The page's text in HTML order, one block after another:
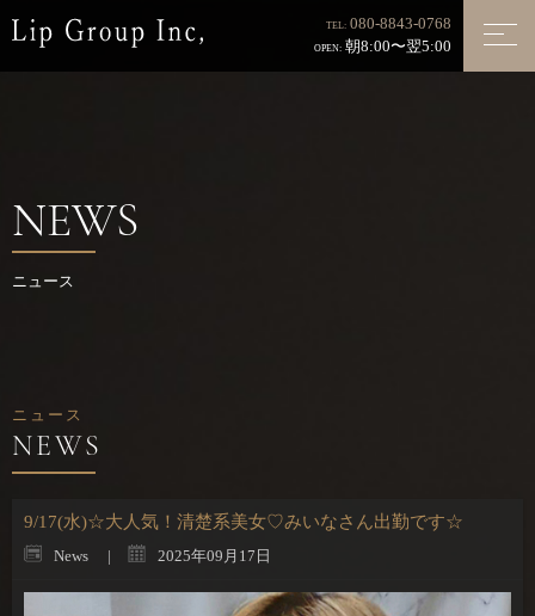
TEL: 080-8843-0768
OPEN: 朝8:00〜翌5:00
NEWS
ニュース
ニュース
9/17(水)☆大人気！清楚系美女♡みいなさん出勤です☆
News 2025年09月17日